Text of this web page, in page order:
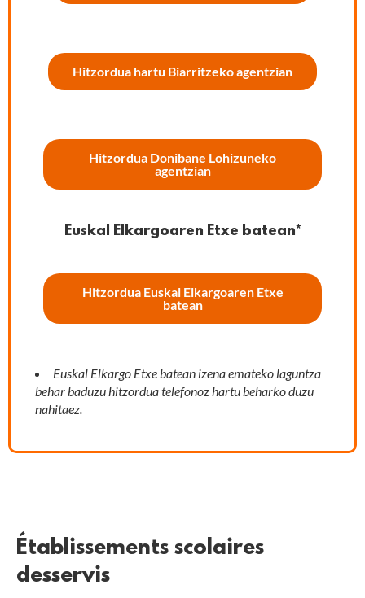
Hitzordua hartu Biarritzeko agentzian
Hitzordua Donibane Lohizuneko
agentzian
Euskal Elkargoaren Etxe batean*
Hitzordua Euskal Elkargoaren Etxe
batean
Euskal Elkargo Etxe batean izena emateko laguntza
behar baduzu hitzordua telefonoz hartu beharko duzu
nahitaez.
Établissements scolaires
desservis